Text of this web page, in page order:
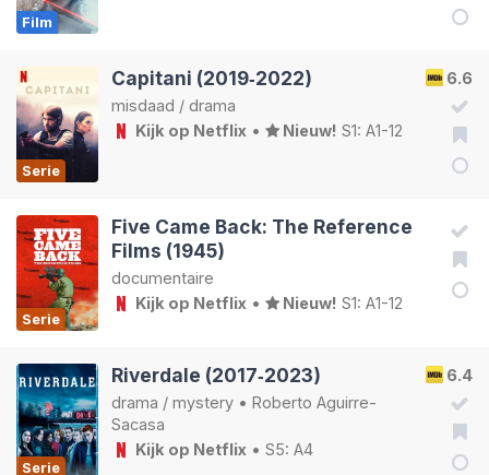
Film
Serie
6.6
Capitani (2019‑2022)
misdaad / drama
Kijk op Netflix • Nieuw! S1: A1-12
Serie
Five Came Back: The Reference
Films (1945)
documentaire
Kijk op Netflix • Nieuw! S1: A1-12
Serie
6.4
Riverdale (2017‑2023)
drama / mystery • Roberto Aguirre-
Sacasa
Kijk op Netflix • S5: A4